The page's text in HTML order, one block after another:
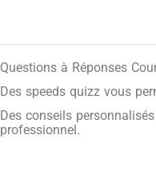
Questions à Réponses
Des speeds quizz vous
Des conseils
professionnel.